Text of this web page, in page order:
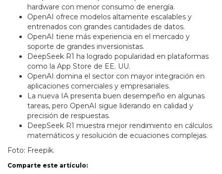
hardware con menor consumo de energía.
OpenAI ofrece modelos altamente escalables y
entrenados con grandes cantidades de datos.
OpenAI tiene más experiencia en el mercado y
soporte de grandes inversionistas.
DeepSeek R1 ha logrado popularidad en plataformas
como la App Store de EE. UU.
OpenAI domina el sector con mayor integración en
aplicaciones comerciales y empresariales.
La nueva IA presenta buen desempeño en algunas
tareas, pero OpenAI sigue liderando en calidad y
precisión de respuestas.
DeepSeek R1 muestra mejor rendimiento en cálculos
matemáticos y resolución de ecuaciones complejas.
Foto: Freepik.
Comparte este artículo: